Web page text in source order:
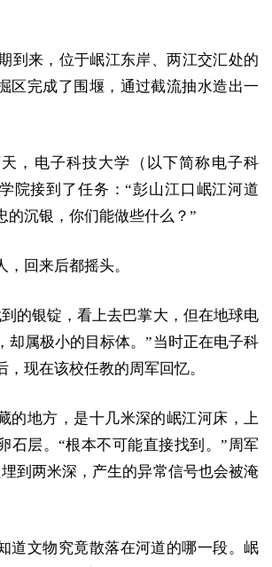
到来，位于岷江东岸、两江交汇处的
区完成了围堰，通过截流抽水造出一
，电子科技大学（以下简称电子科
院接到了任务：“彭山江口岷江河道
的沉银，你们能做些什么？”
回来后都摇头。
的银锭，看上去巴掌大，但在地球电
却属极小的目标体。”当时正在电子科
，现在该校任教的周军回忆。
的地方，是十几米深的岷江河床，上
石层。“根本不可能直接找到。”周军
到两米深，产生的异常信号也会被淹
道文物究竟散落在河道的哪一段。岷